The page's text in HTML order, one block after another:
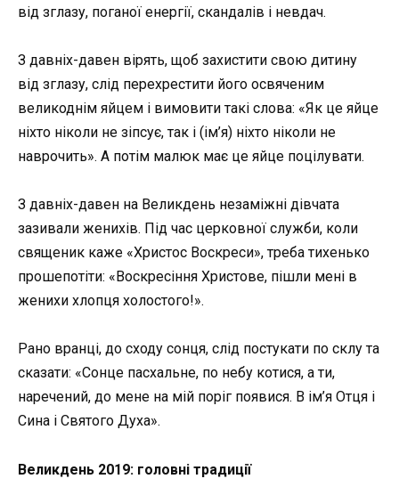
від зглазу, поганої енергії, скандалів і невдач.
З давніх-давен вірять, щоб захистити свою дитину
від зглазу, слід перехрестити його освяченим
великоднім яйцем і вимовити такі слова: «Як це яйце
ніхто ніколи не зіпсує, так і (ім’я) ніхто ніколи не
наврочить». А потім малюк має це яйце поцілувати.
З давніх-давен на Великдень незаміжні дівчата
зазивали женихів. Під час церковної служби, коли
священик каже «Христос Воскреси», треба тихенько
прошепотіти: «Воскресіння Христове, пішли мені в
женихи хлопця холостого!».
Рано вранці, до сходу сонця, слід постукати по склу та
сказати: «Сонце пасхальне, по небу котися, а ти,
наречений, до мене на мій поріг появися. В ім’я Отця і
Сина і Святого Духа».
Великдень 2019: головні традиції